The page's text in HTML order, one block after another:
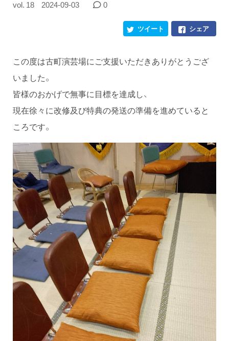
vol. 18 2024-09-03 0
シェア
ツイート
この度は古町演芸場にご支援いただきありがとうござ
いました。
皆様のおかげで無事に目標を達成し、
現在徐々に改修及び特典の発送の準備を進めていると
ころです。